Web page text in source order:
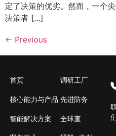
定了决策的优劣。然而，一个
决策者 […]
← Previous
首页
核心能力与产品
智能解决方案
调研工厂
先进防务
全球查